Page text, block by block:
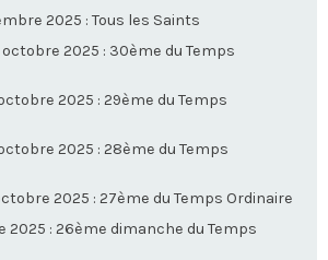
2025 : Tous les Saints
2025 : 30ème du Temps
2025 : 29ème du Temps
2025 : 28ème du Temps
2025 : 27ème du Temps Ordinaire
2025 : 26ème dimanche du Temps